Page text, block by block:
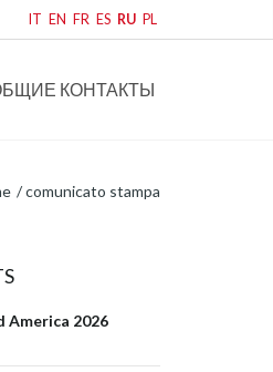
IT EN FR ES RU PL
КОНТАКТЫ
comunicato stampa
America 2026